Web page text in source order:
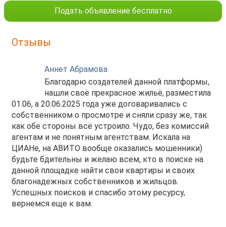
Подать объявление бесплатно
Отзывы
Аннет Абрамова
Благодарю создателей данной платформы,
нашли своё прекрасное жильё, разместила
01.06, а 20.06.2025 года уже договаривались с
собственником о просмотре и сняли сразу же, так
как обе стороны всё устроило. Чудо, без комиссий
агентам и не понятным агентствам. Искала на
ЦИАНе, на АВИТО вообще оказались мошенники)
будьте бдительны и желаю всем, кто в поиске на
данной площадке найти свои квартиры и своих
благонадежных собственников и жильцов.
Успешных поисков и спасибо этому ресурсу,
вернемся еще к вам.